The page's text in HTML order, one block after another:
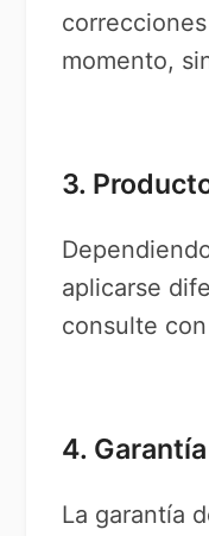
momento,
3.
aplicarse
consulte
4.
La garantía